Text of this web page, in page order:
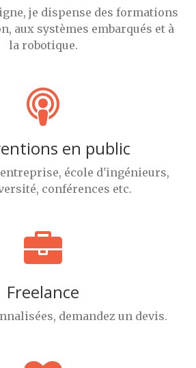
je dispense des formations
aux systèmes embarqués et à
la robotique.
en public
école d'ingénieurs,
conférences etc.
Freelance
demandez un devis.